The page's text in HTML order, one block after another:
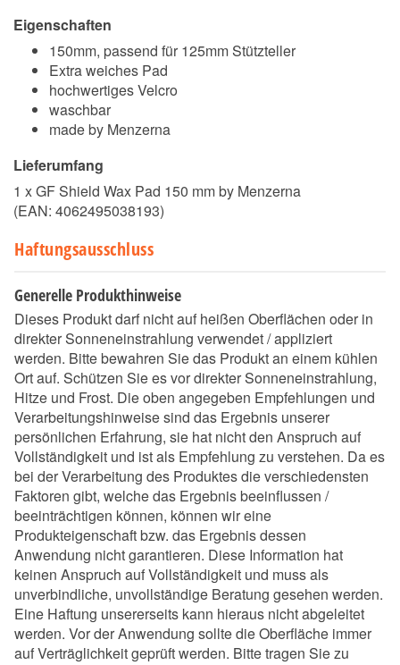
Eigenschaften
150mm, passend für 125mm Stützteller
Extra weiches Pad
hochwertiges Velcro
waschbar
made by Menzerna
Lieferumfang
1 x GF Shield Wax Pad 150 mm by Menzerna
(EAN: 4062495038193)
Haftungsausschluss
Generelle Produkthinweise
Dieses Produkt darf nicht auf heißen Oberflächen oder in
direkter Sonneneinstrahlung verwendet / appliziert
werden. Bitte bewahren Sie das Produkt an einem kühlen
Ort auf. Schützen Sie es vor direkter Sonneneinstrahlung,
Hitze und Frost. Die oben angegeben Empfehlungen und
Verarbeitungshinweise sind das Ergebnis unserer
persönlichen Erfahrung, sie hat nicht den Anspruch auf
Vollständigkeit und ist als Empfehlung zu verstehen. Da es
bei der Verarbeitung des Produktes die verschiedensten
Faktoren gibt, welche das Ergebnis beeinflussen /
beeinträchtigen können, können wir eine
Produkteigenschaft bzw. das Ergebnis dessen
Anwendung nicht garantieren. Diese Information hat
keinen Anspruch auf Vollständigkeit und muss als
unverbindliche, unvollständige Beratung gesehen werden.
Eine Haftung unsererseits kann hieraus nicht abgeleitet
werden. Vor der Anwendung sollte die Oberfläche immer
auf Verträglichkeit geprüft werden. Bitte tragen Sie zu